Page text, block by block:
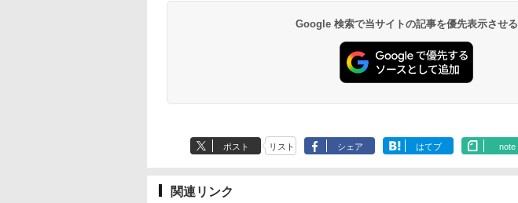
Google 検索で当サイトの記事を優先表示させる
ポスト リスト シェア はてブ note
関連リンク